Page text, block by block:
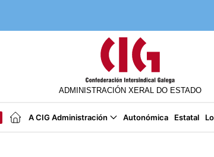
ADMINISTRACIÓN XERAL DO ESTADO
A CIG Administración Autonómica Estatal